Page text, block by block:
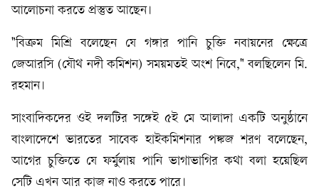
আলোচনা করতে প্রস্তুত আছেন।
"বিক্রম মিশ্রি বলেছেন যে গঙ্গার পানি চুক্তি নবায়নের ক্ষেত্রে
জেআরসি (যৌথ নদী কমিশন) সময়মতই অংশ নিবে," বলছিলেন মি.
রহমান।
সাংবাদিকদের ওই দলটির সঙ্গেই ৫ই মে আলাদা একটি অনুষ্ঠানে
বাংলাদেশে ভারতের সাবেক হাইকমিশনার পঙ্কজ শরণ বলেছেন,
আগের চুক্তিতে যে ফর্মুলায় পানি ভাগাভাগির কথা বলা হয়েছিল
সেটি এখন আর কাজ নাও করতে পারে।